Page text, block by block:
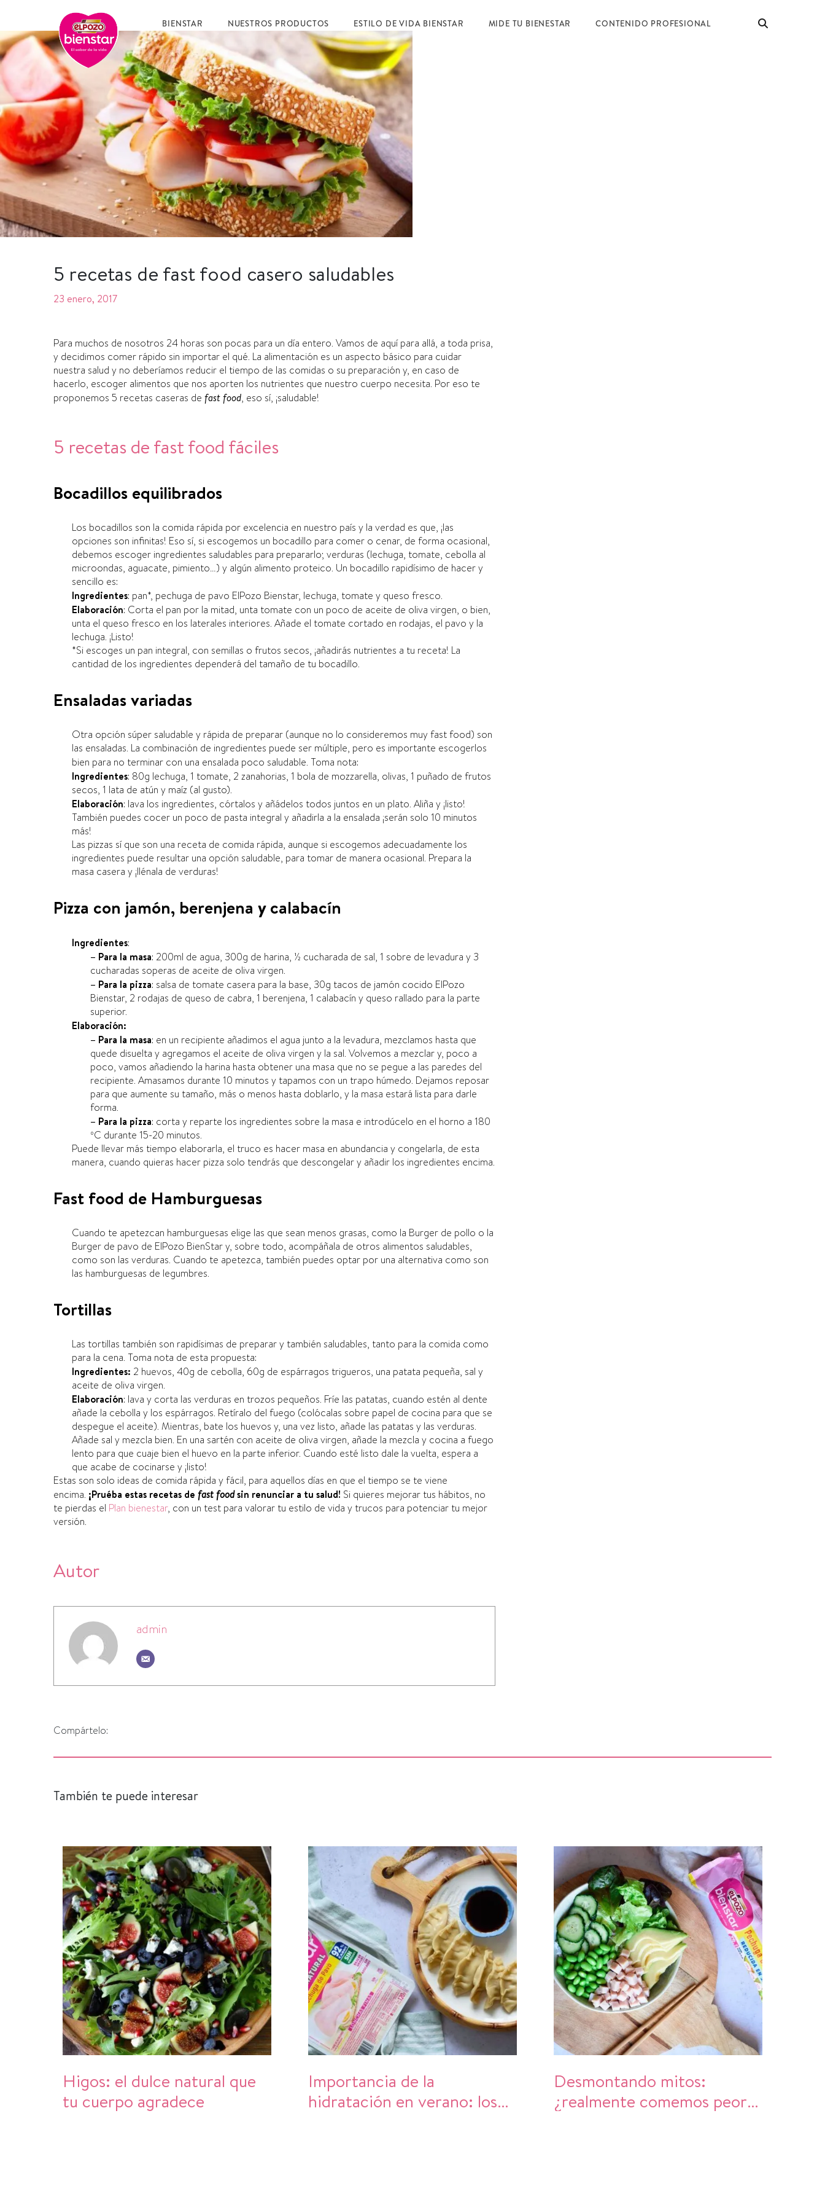
BIENSTAR NUESTROS PRODUCTOS ESTILO DE VIDA BIENSTAR MIDE TU BIENESTAR CONTENIDO PROFESIONAL
5 recetas de fast food casero saludables
23 enero, 2017
Para muchos de nosotros 24 horas son pocas para un dí­a entero. Vamos de aquí­ para allá, a toda prisa,
y decidimos comer rápido sin importar el qué. La alimentación es un aspecto básico para cuidar
nuestra salud y no deberí­amos reducir el tiempo de las comidas o su preparación y, en caso de
hacerlo, escoger alimentos que nos aporten los nutrientes que nuestro cuerpo necesita. Por eso te
proponemos 5 recetas caseras de fast food, eso sí­, ¡saludable!
5 recetas de fast food fáciles
Bocadillos equilibrados
Los bocadillos son la comida rápida por excelencia en nuestro paí­s y la verdad es que, ¡las
opciones son infinitas! Eso sí­, si escogemos un bocadillo para comer o cenar, de forma ocasional,
debemos escoger ingredientes saludables para prepararlo; verduras (lechuga, tomate, cebolla al
microondas, aguacate, pimiento…) y algún alimento proteico. Un bocadillo rapidí­simo de hacer y
sencillo es:
Ingredientes: pan*, pechuga de pavo ElPozo Bienstar, lechuga, tomate y queso fresco.
Elaboración: Corta el pan por la mitad, unta tomate con un poco de aceite de oliva virgen, o bien,
unta el queso fresco en los laterales interiores. Añade el tomate cortado en rodajas, el pavo y la
lechuga. ¡Listo!
*Si escoges un pan integral, con semillas o frutos secos, ¡añadirás nutrientes a tu receta! La
cantidad de los ingredientes dependerá del tamaño de tu bocadillo.
Ensaladas variadas
Otra opción súper saludable y rápida de preparar (aunque no lo consideremos muy fast food) son
las ensaladas. La combinación de ingredientes puede ser múltiple, pero es importante escogerlos
bien para no terminar con una ensalada poco saludable. Toma nota:
Ingredientes: 80g lechuga, 1 tomate, 2 zanahorias, 1 bola de mozzarella, olivas, 1 puñado de frutos
secos, 1 lata de atún y maí­z (al gusto).
Elaboración: lava los ingredientes, córtalos y añádelos todos juntos en un plato. Aliña y ¡listo!
También puedes cocer un poco de pasta integral y añadirla a la ensalada ¡serán solo 10 minutos
más!
Las pizzas sí­ que son una receta de comida rápida, aunque si escogemos adecuadamente los
ingredientes puede resultar una opción saludable, para tomar de manera ocasional. Prepara la
masa casera y ¡llénala de verduras!
Pizza con jamón, berenjena y calabací­n
Ingredientes:
– Para la masa: 200ml de agua, 300g de harina, ½ cucharada de sal, 1 sobre de levadura y 3
cucharadas soperas de aceite de oliva virgen.
– Para la pizza: salsa de tomate casera para la base, 30g tacos de jamón cocido ElPozo
Bienstar, 2 rodajas de queso de cabra, 1 berenjena, 1 calabací­n y queso rallado para la parte
superior.
Elaboración:
– Para la masa: en un recipiente añadimos el agua junto a la levadura, mezclamos hasta que
quede disuelta y agregamos el aceite de oliva virgen y la sal. Volvemos a mezclar y, poco a
poco, vamos añadiendo la harina hasta obtener una masa que no se pegue a las paredes del
recipiente. Amasamos durante 10 minutos y tapamos con un trapo húmedo. Dejamos reposar
para que aumente su tamaño, más o menos hasta doblarlo, y la masa estará lista para darle
forma.
– Para la pizza: corta y reparte los ingredientes sobre la masa e introdúcelo en el horno a 180
ºC durante 15-20 minutos.
Puede llevar más tiempo elaborarla, el truco es hacer masa en abundancia y congelarla, de esta
manera, cuando quieras hacer pizza solo tendrás que descongelar y añadir los ingredientes encima.
Fast food de Hamburguesas
Cuando te apetezcan hamburguesas elige las que sean menos grasas, como la Burger de pollo o la
Burger de pavo de ElPozo BienStar y, sobre todo, acompáñala de otros alimentos saludables,
como son las verduras. Cuando te apetezca, también puedes optar por una alternativa como son
las hamburguesas de legumbres.
Tortillas
Las tortillas también son rapidí­simas de preparar y también saludables, tanto para la comida como
para la cena. Toma nota de esta propuesta:
Ingredientes: 2 huevos, 40g de cebolla, 60g de espárragos trigueros, una patata pequeña, sal y
aceite de oliva virgen.
Elaboración: lava y corta las verduras en trozos pequeños. Frí­e las patatas, cuando estén al dente
añade la cebolla y los espárragos. Retí­ralo del fuego (colócalas sobre papel de cocina para que se
despegue el aceite). Mientras, bate los huevos y, una vez listo, añade las patatas y las verduras.
Añade sal y mezcla bien. En una sartén con aceite de oliva virgen, añade la mezcla y cocina a fuego
lento para que cuaje bien el huevo en la parte inferior. Cuando esté listo dale la vuelta, espera a
que acabe de cocinarse y ¡listo!
Estas son solo ideas de comida rápida y fácil, para aquellos dí­as en que el tiempo se te viene
encima. ¡Pruéba estas recetas de fast foodsin renunciar a tu salud! Si quieres mejorar tus hábitos, no
te pierdas el Plan bienestar, con un test para valorar tu estilo de vida y trucos para potenciar tu mejor
versión.
Autor
admin
Compártelo:
También te puede interesar
Higos: el dulce natural que
tu cuerpo agradece
Importancia de la
hidratación en verano: los
Desmontando mitos:
¿realmente comemos peor